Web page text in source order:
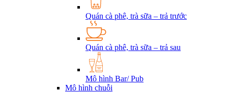
Quán cà phê, trà sữa – trả trước
Quán cà phê, trà sữa – trả sau
Mô hình Bar/ Pub
Mô hình chuỗi